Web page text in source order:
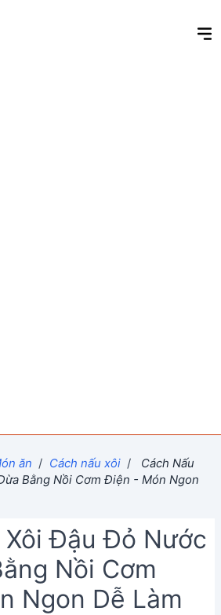
ăn / Cách nấu xôi /
Cách Nấu
Bằng Nồi Cơm Điện - Món Ngon
Xôi Đậu Đỏ Nước
Nồi Cơm
Ngon Dễ Làm